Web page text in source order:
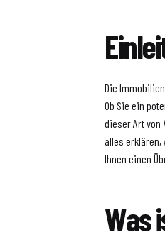
Die
Ob Sie ein
dieser Art von
alles erklären,
Ihnen einen
Was